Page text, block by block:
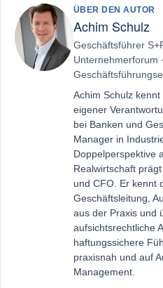
ÜBER DEN AUTOR
Achim Schulz
Geschäftsführer
Unternehmerforum
Achim Schulz
eigener
bei Banken und
Manager in
Doppelperspektive
Realwirtschaft
und CFO. Er kennt
Geschäftsleitung,
aus der Praxis und
aufsichtsrechtliche
haftungssichere
praxisnah und auf
Management.